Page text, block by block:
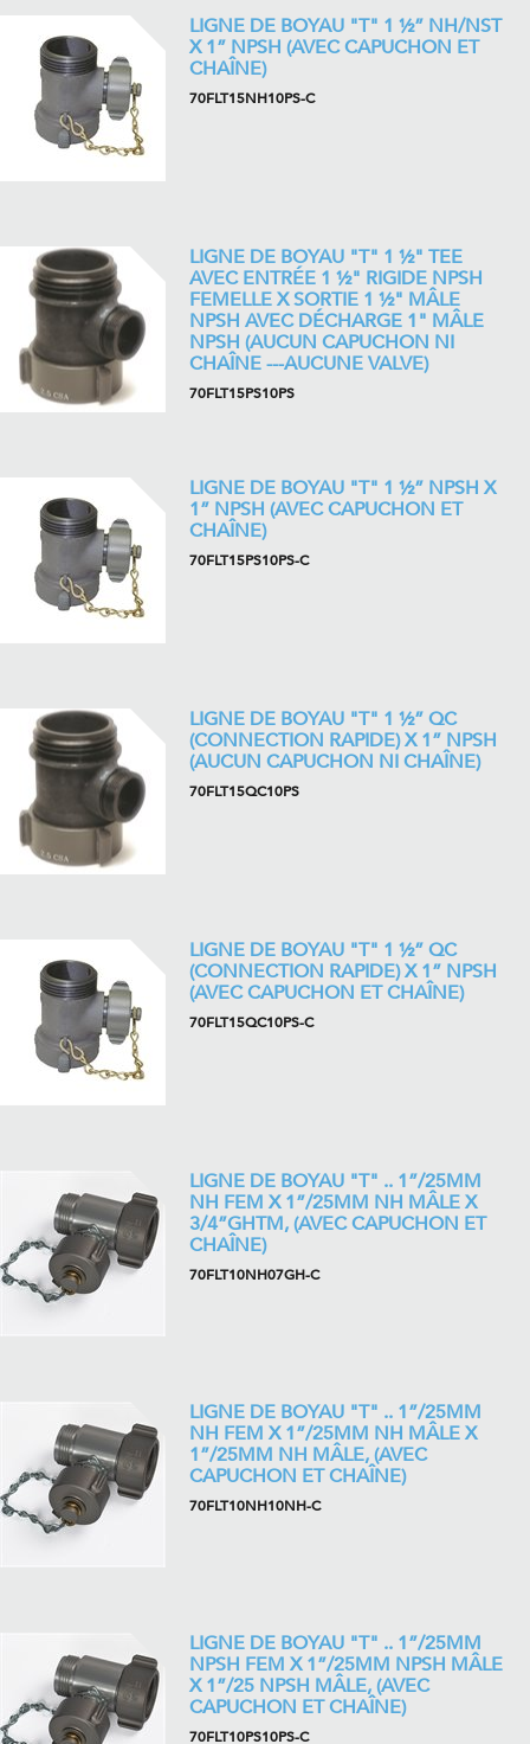
LIGNE DE BOYAU "T" 1 ½” NH/NST
X 1” NPSH (AVEC CAPUCHON ET
CHAÎNE)
70FLT15NH10PS-C
LIGNE DE BOYAU "T" 1 ½" TEE
AVEC ENTRÉE 1 ½" RIGIDE NPSH
FEMELLE X SORTIE 1 ½" MÂLE
NPSH AVEC DÉCHARGE 1" MÂLE
NPSH (AUCUN CAPUCHON NI
CHAÎNE ---AUCUNE VALVE)
70FLT15PS10PS
LIGNE DE BOYAU "T" 1 ½” NPSH X
1” NPSH (AVEC CAPUCHON ET
CHAÎNE)
70FLT15PS10PS-C
LIGNE DE BOYAU "T" 1 ½” QC
(CONNECTION RAPIDE) X 1” NPSH
(AUCUN CAPUCHON NI CHAÎNE)
70FLT15QC10PS
LIGNE DE BOYAU "T" 1 ½” QC
(CONNECTION RAPIDE) X 1” NPSH
(AVEC CAPUCHON ET CHAÎNE)
70FLT15QC10PS-C
LIGNE DE BOYAU "T" .. 1”/25MM
NH FEM X 1”/25MM NH MÂLE X
3/4”GHTM, (AVEC CAPUCHON ET
CHAÎNE)
70FLT10NH07GH-C
LIGNE DE BOYAU "T" .. 1”/25MM
NH FEM X 1”/25MM NH MÂLE X
1”/25MM NH MÂLE, (AVEC
CAPUCHON ET CHAÎNE)
70FLT10NH10NH-C
LIGNE DE BOYAU "T" .. 1”/25MM
NPSH FEM X 1”/25MM NPSH MÂLE
X 1”/25 NPSH MÂLE, (AVEC
CAPUCHON ET CHAÎNE)
70FLT10PS10PS-C